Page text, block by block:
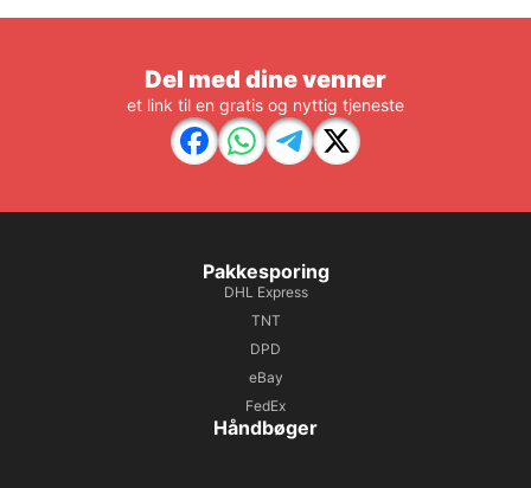
Del med dine venner
et link til en gratis og nyttig tjeneste
Pakkesporing
DHL Express
TNT
DPD
eBay
FedEx
Håndbøger